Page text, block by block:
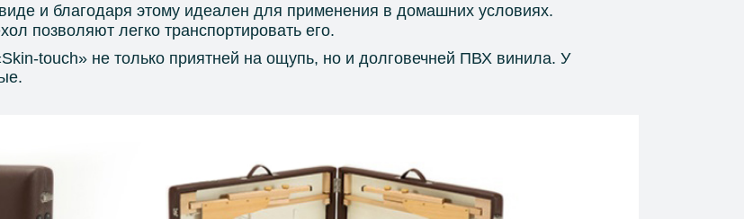
и благодаря этому идеален для применения в домашних условиях.
позволяют легко транспортировать его.
touch» не только приятней на ощупь, но и долговечней ПВХ винила. У